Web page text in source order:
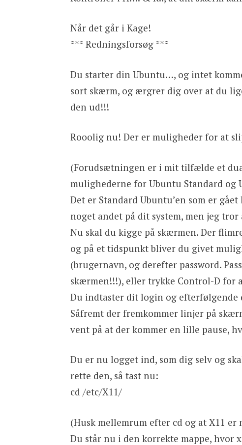
Når det går i Kage!
*** Redningsforsøg ***
Du starter din Ubuntu…, og intet
sort skærm, og ærgrer dig over at du
den ud!!!
Rooolig nu! Der er muligheder for at
(Forudsætningen er i mit tilfælde et
mulighederne for Ubuntu Standard og
Det er Standard Ubuntu’en som er
noget andet på dit system, men jeg
Nu skal du kigge på skærmen. Der
og på et tidspunkt bliver du givet
(brugernavn, og derefter password.
skærmen!!!), eller trykke Control-D for
Du indtaster dit login og efterfølgende
Såfremt der fremkommer linjer på
vent på at der kommer en lille pause,
Du er nu logget ind, som dig selv og
rette den, så tast nu:
cd /etc/X11/
(Husk mellemrum efter cd og at X11 er
Du står nu i den korrekte mappe, hvor